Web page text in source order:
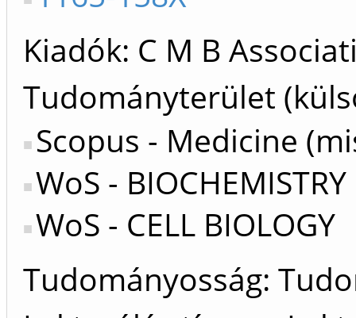
Kiadók C M B
Tudományterület
Scopus - Medicine
WoS -
WoS - CELL BIOLOGY
Tudományosság: